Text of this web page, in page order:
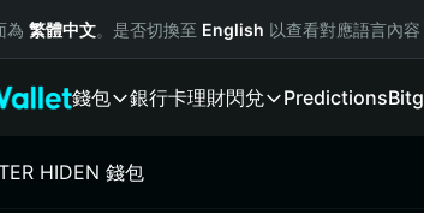
為 繁體中文。是否切換至 English 以查看對應語言內容
錢包 銀行卡理財閃兌 Predictions
HIDEN 錢包